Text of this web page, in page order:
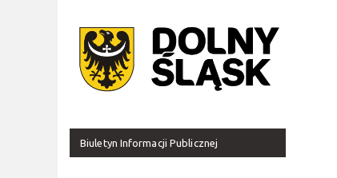
Biuletyn Informacji Publicznej